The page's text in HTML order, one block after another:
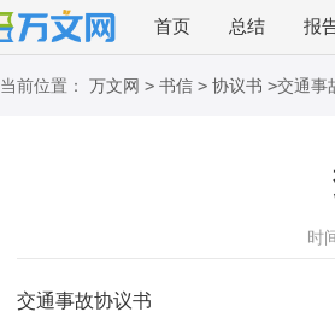
首页 总结 报
当前位置： 万文网 > 书信 > 协议书 >交通事
时
交通事故协议书